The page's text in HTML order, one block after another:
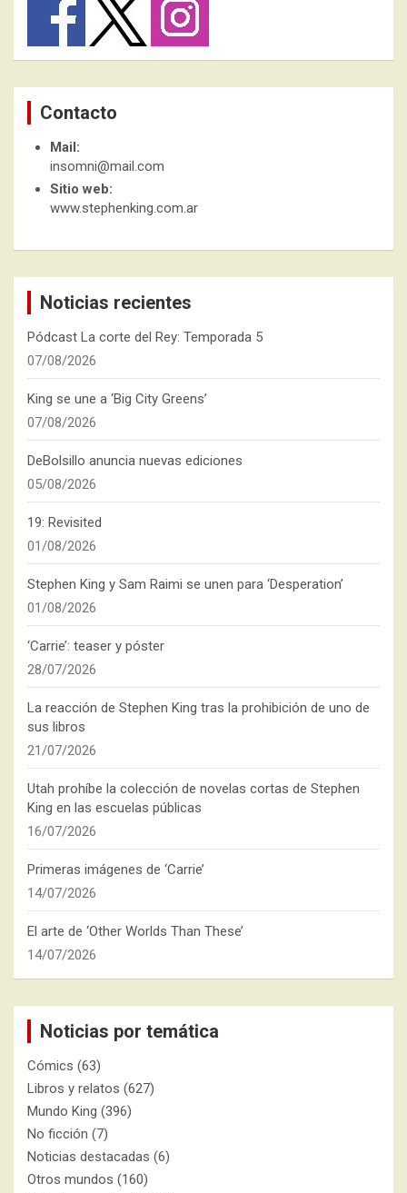
Contacto
Mail:
insomni@mail.com
Sitio web:
www.stephenking.com.ar
Noticias recientes
Pódcast La corte del Rey: Temporada 5
07/08/2026
King se une a ‘Big City Greens’
07/08/2026
DeBolsillo anuncia nuevas ediciones
05/08/2026
19: Revisited
01/08/2026
Stephen King y Sam Raimi se unen para ‘Desperation’
01/08/2026
‘Carrie’: teaser y póster
28/07/2026
La reacción de Stephen King tras la prohibición de uno de
sus libros
21/07/2026
Utah prohíbe la colección de novelas cortas de Stephen
King en las escuelas públicas
16/07/2026
Primeras imágenes de ‘Carrie’
14/07/2026
El arte de ‘Other Worlds Than These’
14/07/2026
Noticias por temática
Cómics (63)
Libros y relatos (627)
Mundo King (396)
No ficción (7)
Noticias destacadas (6)
Otros mundos (160)